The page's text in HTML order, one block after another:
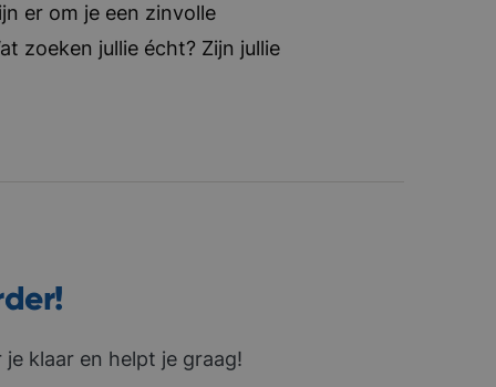
er om je een zinvolle
zoeken jullie écht? Zijn jullie
klaar en helpt je graag!